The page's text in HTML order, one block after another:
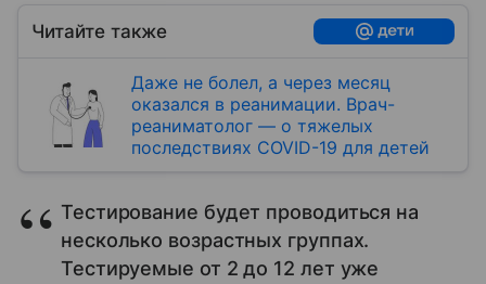
Читайте также
Даже не болел, а через месяц
оказался в реанимации. Врач-
реаниматолог — о тяжелых
последствиях COVID-19 для детей
Тестирование будет проводиться на
несколько возрастных группах.
Тестируемые от 2 до 12 лет уже